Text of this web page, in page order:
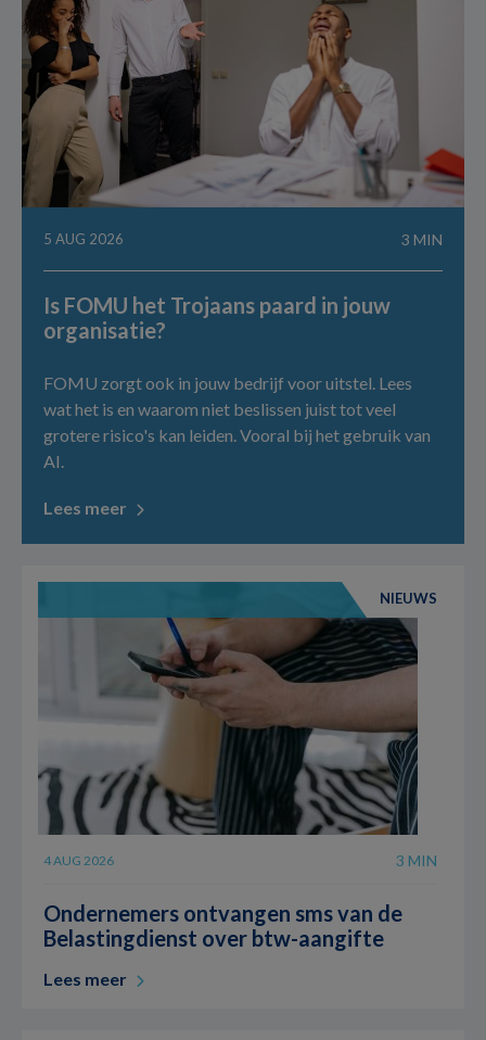
5 AUG 2026 3 MIN
Is FOMU het Trojaans paard in jouw
organisatie?
FOMU zorgt ook in jouw bedrijf voor uitstel. Lees
wat het is en waarom niet beslissen juist tot veel
grotere risico's kan leiden. Vooral bij het gebruik van
AI.
Lees meer
NIEUWS
4 AUG 2026 3 MIN
Ondernemers ontvangen sms van de
Belastingdienst over btw-aangifte
Lees meer